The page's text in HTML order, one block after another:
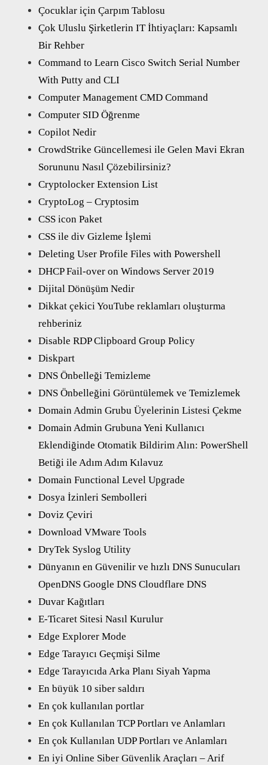
Çocuklar için Çarpım Tablosu
Çok Uluslu Şirketlerin IT İhtiyaçları: Kapsamlı
Bir Rehber
Command to Learn Cisco Switch Serial Number
With Putty and CLI
Computer Management CMD Command
Computer SID Öğrenme
Copilot Nedir
CrowdStrike Güncellemesi ile Gelen Mavi Ekran
Sorununu Nasıl Çözebilirsiniz?
Cryptolocker Extension List
CryptoLog – Cryptosim
CSS icon Paket
CSS ile div Gizleme İşlemi
Deleting User Profile Files with Powershell
DHCP Fail-over on Windows Server 2019
Dijital Dönüşüm Nedir
Dikkat çekici YouTube reklamları oluşturma
rehberiniz
Disable RDP Clipboard Group Policy
Diskpart
DNS Önbelleği Temizleme
DNS Önbelleğini Görüntülemek ve Temizlemek
Domain Admin Grubu Üyelerinin Listesi Çekme
Domain Admin Grubuna Yeni Kullanıcı
Eklendiğinde Otomatik Bildirim Alın: PowerShell
Betiği ile Adım Adım Kılavuz
Domain Functional Level Upgrade
Dosya İzinleri Sembolleri
Doviz Çeviri
Download VMware Tools
DryTek Syslog Utility
Dünyanın en Güvenilir ve hızlı DNS Sunucuları
OpenDNS Google DNS Cloudflare DNS
Duvar Kağıtları
E-Ticaret Sitesi Nasıl Kurulur
Edge Explorer Mode
Edge Tarayıcı Geçmişi Silme
Edge Tarayıcıda Arka Planı Siyah Yapma
En büyük 10 siber saldırı
En çok kullanılan portlar
En çok Kullanılan TCP Portları ve Anlamları
En çok Kullanılan UDP Portları ve Anlamları
En iyi Online Siber Güvenlik Araçları – Arif